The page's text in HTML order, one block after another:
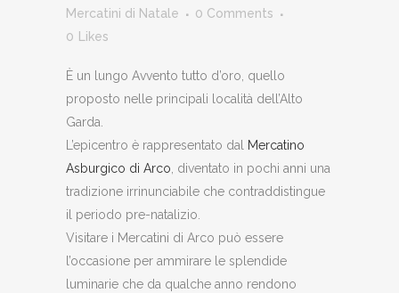
Mercatini di Natale
0 Comments
0
Likes
È un lungo Avvento tutto d’oro, quello
proposto nelle principali località dell’Alto
Garda.
L’epicentro è rappresentato dal
Mercatino
Asburgico di Arco , diventato in pochi anni una
tradizione irrinunciabile che contraddistingue
il periodo pre-natalizio.
Visitare i Mercatini di Arco può essere
l’occasione per ammirare le splendide
luminarie che da qualche anno rendono